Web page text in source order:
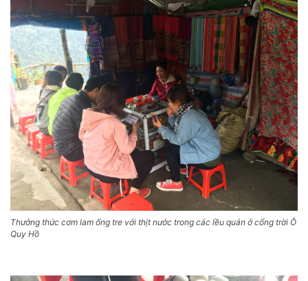
Thưởng thức cơm lam ống tre với thịt nước trong các lều quán ở cổng trời Ô
Quy Hồ